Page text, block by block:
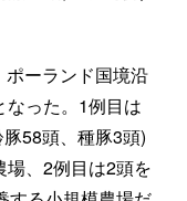
ーランド国境沿
なった。1例目は
58頭、種豚3頭)
場、2例目は2頭を